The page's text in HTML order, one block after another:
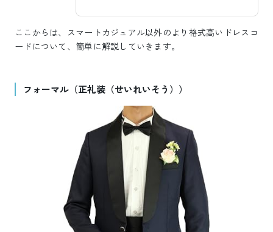
ここからは、スマートカジュアル以外のより格式高いドレスコ
ードについて、簡単に解説していきます。
フォーマル（正礼装（せいれいそう））